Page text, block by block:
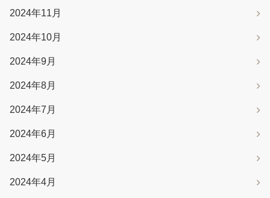
2024年11月
2024年10月
2024年9月
2024年8月
2024年7月
2024年6月
2024年5月
2024年4月